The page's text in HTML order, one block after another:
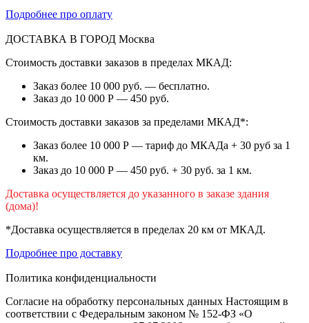
Подробнее про оплату
ДОСТАВКА В ГОРОД Москва
Стоимость доставки заказов в пределах МКАД:
Заказ более 10 000 руб. — бесплатно.
Заказ до 10 000 Р — 450 руб.
Стоимость доставки заказов за пределами МКАД*:
Заказ более 10 000 Р — тариф до МКАДа + 30 руб за 1
км.
Заказ до 10 000 Р — 450 руб. + 30 руб. за 1 км.
Доставка осуществляется до указанного в заказе здания
(дома)!
*Доставка осуществляется в пределах 20 км от МКАД.
Подробнее про доставку
Политика конфиденциальности
Согласие на обработку персональных данных Настоящим в
соответствии с Федеральным законом № 152-ФЗ «О